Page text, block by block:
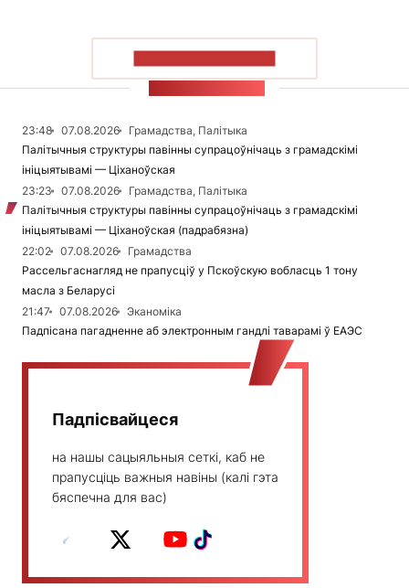
23:48 07.08.2026
Грамадства, Палітыка
Палітычныя структуры павінны супрацоўнічаць з грамадскімі
ініцыятывамі — Ціханоўская
23:23
07.08.2026
Грамадства, Палітыка
Палітычныя структуры павінны супрацоўнічаць з грамадскімі
ініцыятывамі — Ціханоўская (падрабязна)
22:02
07.08.2026
Грамадства
Рассельгаснагляд не прапусціў у Пскоўскую вобласць 1 тону
масла з Беларусі
21:47
07.08.2026
Эканоміка
Падпісана пагадненне аб электронным гандлі таварамі ў ЕАЭС
Падпісвайцеся
на нашы сацыяльныя сеткі, каб не
прапусціць важныя навіны (калі гэта
бяспечна для вас)